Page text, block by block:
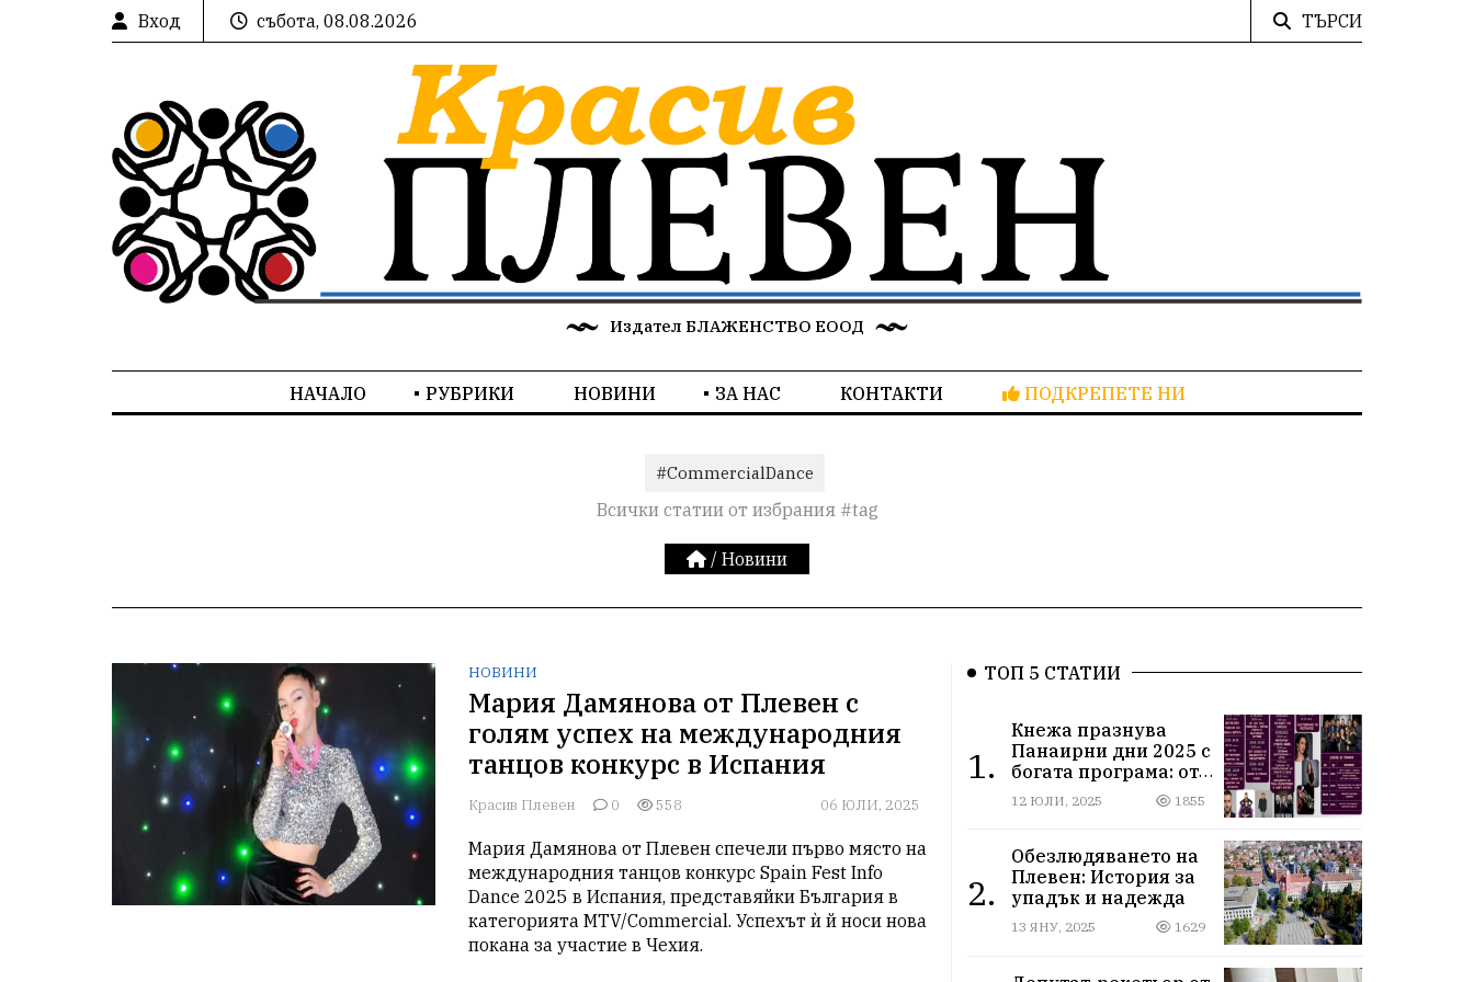
Вход събота, 08.08.2026 ТЪРСИ
Издател БЛАЖЕНСТВО ЕООД
НАЧАЛО РУБРИКИ НОВИНИ ЗА НАС КОНТАКТИ ПОДКРЕПЕТЕ НИ
#CommercialDance
Всички статии от избрания #tag
/ Новини
НОВИНИ
Мария Дамянова от Плевен с
голям успех на международния
танцов конкурс в Испания
Красив Плевен 0 558 06 ЮЛИ, 2025
Мария Дамянова от Плевен спечели първо място на
международния танцов конкурс Spain Fest Info
Dance 2025 в Испания, представяйки България в
категорията MTV/Commercial. Успехът ѝ й носи нова
покана за участие в Чехия.
ТОП 5 СТАТИИ
1.
Кнежа празнува
Панаирни дни 2025 с
богата програма: от
спортни турнири до
концерти под
12 ЮЛИ, 2025 1855
2.
Обезлюдяването на
Плевен: История за
упадък и надежда
13 ЯНУ, 2025 1629